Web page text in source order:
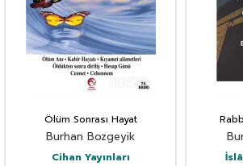
Ölüm Sonrası Hayat
Burhan Bozgeyik
Cihan Yayınları